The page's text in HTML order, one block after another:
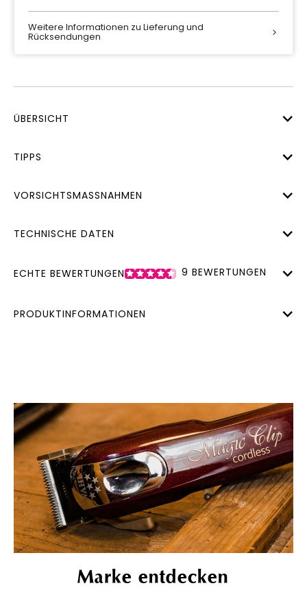
Weitere Informationen zu Lieferung und
Rücksendungen
ÜBERSICHT
TIPPS
VORSICHTSMASSNAHMEN
TECHNISCHE DATEN
ECHTE BEWERTUNGEN 9 BEWERTUNGEN
PRODUKTINFORMATIONEN
Marke entdecken